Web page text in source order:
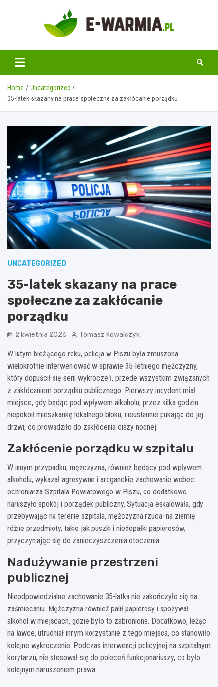
www.e-warmia.pl
Home
Uncategorized
35-latek skazany na prace społeczne za zakłócanie porządku
UNCATEGORIZED
35-latek skazany na prace
społeczne za zakłócanie
porządku
2 kwietnia 2026 Tomasz Kowalczyk
W lutym bieżącego roku, policja w Piszu była zmuszona
wielokrotnie interweniować w sprawie 35-letniego mężczyzny,
który dopuścił się serii wykroczeń, przede wszystkim związanych
z zakłócaniem porządku publicznego. Pierwszy incydent miał
miejsce, gdy będąc pod wpływem alkoholu, przez kilka godzin
niepokoił mieszkankę lokalnego bloku, nieustannie pukając do jej
drzwi, co prowadziło do zakłócenia ciszy nocnej.
Zakłócenie porządku w szpitalu
W innym przypadku, mężczyzna, również będący pod wpływem
alkoholu, wykazał agresywne i aroganckie zachowanie wobec
ochroniarza Szpitala Powiatowego w Piszu, co dodatkowo
naruszyło spokój i porządek publiczny. Sytuacja eskalowała, gdy
przebywając na terenie szpitala, mężczyzna rzucał na ziemię
różne przedmioty, takie jak puszki i niedopałki papierosów,
przyczyniając się do zanieczyszczenia otoczenia.
Nadużywanie przestrzeni
publicznej
Nieodpowiedzialne zachowanie 35-latka nie zakończyło się na
zaśmiecaniu. Mężczyzna również palił papierosy i spożywał
alkohol w miejscach, gdzie było to zabronione. Dodatkowo, leżąc
na ławce, utrudniał innym korzystanie z tego miejsca, co stanowiło
kolejne wykroczenie. Podczas interwencji policyjnej na szpitalnym
korytarzu, nie stosował się do poleceń funkcjonariuszy, co było
kolejnym naruszeniem prawa.